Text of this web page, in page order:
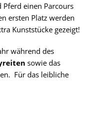
einen Parcours
ersten Platz werden
Kunststücke gezeigt!
während des
sowie das
Für das leibliche